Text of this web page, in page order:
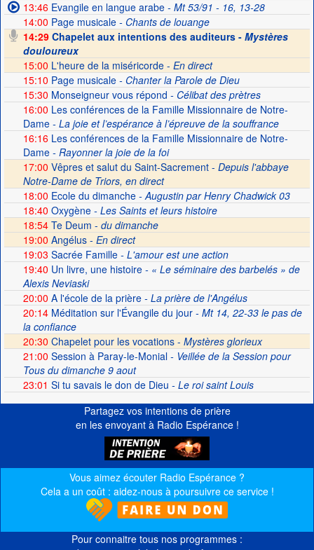
13:46Evangile en langue arabe- Mt 53/91 - 16, 13-28
14:00 Page musicale- Chants de louange
14:29Chapelet aux intentions des auditeurs - Mystères
douloureux
15:00 L'heure de la miséricorde - En direct
15:10 Page musicale- Chanter la Parole de Dieu
15:30 Monseigneur vous répond - Célibat des prètres
16:00 Les conférences de la Famille Missionnaire de Notre-
Dame- La joie et l’espérance à l’épreuve de la souffrance
16:16Les conférences de la Famille Missionnaire de Notre-
Dame- Rayonner la joie de la foi
17:00 Vêpres et salut du Saint-Sacrement - Depuis l'abbaye
Notre-Dame de Triors, en direct
18:00 Ecole du dimanche- Augustin par Henry Chadwick 03
18:40 Oxygène- Les Saints et leurs histoire
18:54Te Deum - du dimanche
19:00 Angélus - En direct
19:03 Sacrée Famille- L'amour est une action
19:40 Un livre, une histoire- « Le séminaire des barbelés » de
Alexis Neviaski
20:00 A l'école de la prière- La prière de l'Angélus
20:14Méditation sur l'Évangile du jour- Mt 14, 22-33 le pas de
la confiance
20:30 Chapelet pour les vocations - Mystères glorieux
21:00 Session à Paray-le-Monial- Veillée de la Session pour
Tous du dimanche 9 aout
23:01 Si tu savais le don de Dieu - Le roi saint Louis
Partagez vos intentions de prière
en les envoyant à Radio Espérance !
Vous aimez écouter Radio Espérance ?
Cela a un coût : aidez-nous à poursuivre ce service !
Pour connaitre tous nos programmes :